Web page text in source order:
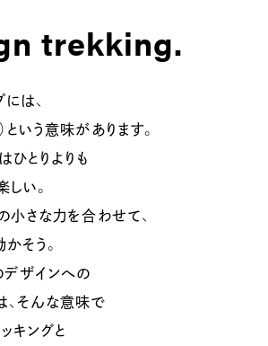
trekking.
は、
という意味があります。
ひとりよりも
い。
小さな力を合わせて、
そう。
ザインへの
、そんな意味で
キングと